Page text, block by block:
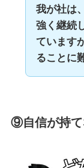
我が社は
強く継続
ています
ることに
⑨自信が持